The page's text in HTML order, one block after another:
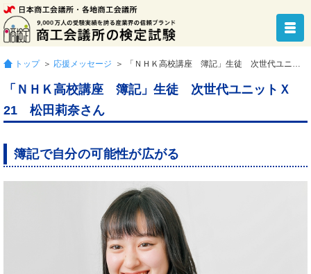
トップ ＞ 応援メッセージ ＞ 「ＮＨＫ高校講座 簿記」生徒 次世代ユニットＸ21 松田莉奈さん
「ＮＨＫ高校講座 簿記」生徒 次世代ユニットＸ
21 松田莉奈さん
簿記で自分の可能性が広がる